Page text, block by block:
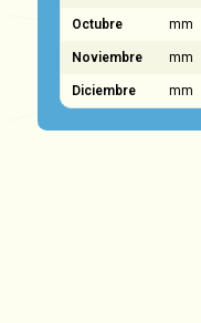
Octubre mm
Noviembre mm
Diciembre mm